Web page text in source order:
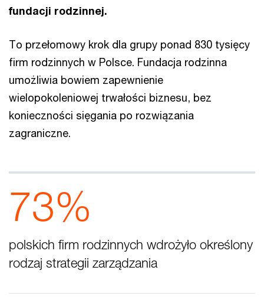
fundacji rodzinnej.
To przełomowy krok dla grupy ponad 830 tysięcy
firm rodzinnych w Polsce. Fundacja rodzinna
umożliwia bowiem zapewnienie
wielopokoleniowej trwałości biznesu, bez
konieczności sięgania po rozwiązania
zagraniczne.
73%
polskich firm rodzinnych wdrożyło określony
rodzaj strategii zarządzania